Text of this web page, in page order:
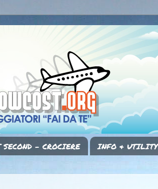
- CROCIERE INFO & UTILITY